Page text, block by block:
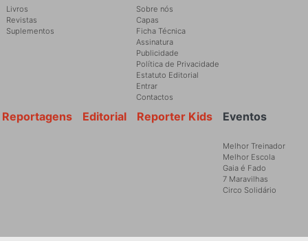
Sobre nós
Capas
Ficha Técnica
Assinatura
Publicidade
Política de Privacidade
Estatuto Editorial
Entrar
Contactos
Livros
Revistas
Suplementos
Eventos
Melhor Treinador
Melhor Escola
Gaia é Fado
7 Maravilhas
Circo Solidário
Reporter Kids
Editorial
Reportagens